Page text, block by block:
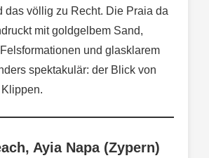
das völlig zu Recht. Die Praia da
mit goldgelbem Sand,
und glasklarem
spektakulär: der Blick von
Ayia Napa (Zypern)